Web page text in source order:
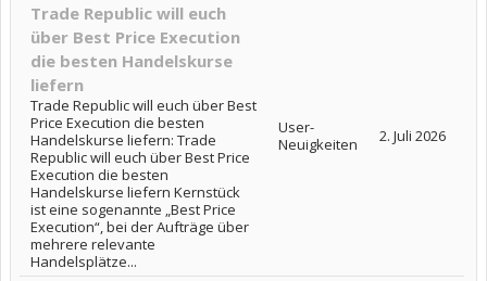
Trade Republic will euch
über Best Price Execution
die besten Handelskurse
liefern
Trade Republic will euch über Best
Price Execution die besten
Handelskurse liefern: Trade
Republic will euch über Best Price
Execution die besten
Handelskurse liefern Kernstück
ist eine sogenannte „Best Price
Execution“, bei der Aufträge über
mehrere relevante
Handelsplätze...
User-
Neuigkeiten
2. Juli 2026